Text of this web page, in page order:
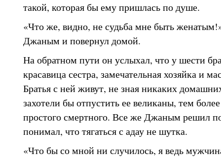
такой, которая бы ему пришлась по душе.
«Что же, видно, не судьба мне быть
Джаным и повернул домой.
На обратном пути он услыхал, что у шести
красавица сестра, замечательная хозяйка и
Братья с ней живут, не зная никаких
захотели бы отпустить ее великаны, тем
простого смертного. Все же Джаным решил
понимал, что тягаться с адау не шутка.
«Что бы со мной ни случилось, я ведь